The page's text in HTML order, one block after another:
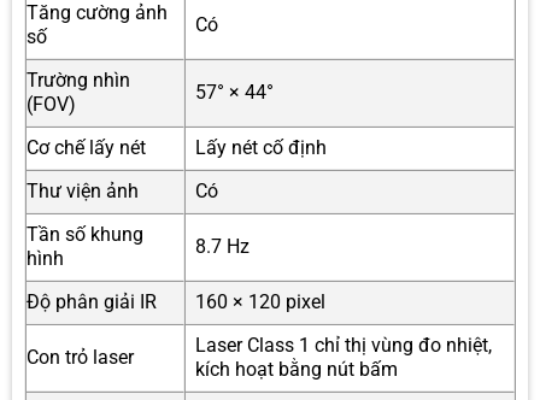
Tăng cường ảnh
số
Có
Trường nhìn
(FOV)
57° × 44°
Cơ chế lấy nét
Lấy nét cố định
Thư viện ảnh
Có
Tần số khung
hình
8.7 Hz
Độ phân giải IR 160 × 120 pixel
Con trỏ laser
Laser Class 1 chỉ thị vùng đo nhiệt,
kích hoạt bằng nút bấm